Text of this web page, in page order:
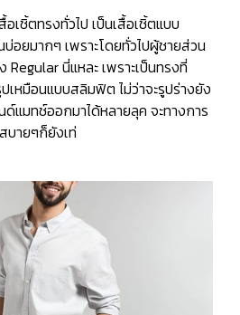
เชิ้ตทรงทั่วไป เป็นเสื้อเชิ้ตแบบ
บ่อยมากๆ เพราะโดยทั่วไปผู้ชายส่วน
Regular นี่แหละ เพราะเป็นทรงที่
เหมือนแบบสลิมฟิต ไม่ว่าจะรูปร่างยัง
แมทช์ออกมาได้หลายลุค จะทางการ
บายๆก็ยังเท่